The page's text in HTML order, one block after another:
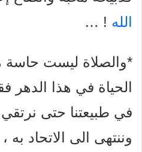
الله ! …
*والصلاة ليست حاسة
الحياة في هذا
في طبيعتنا حتى
وننتهى الى الاتحاد